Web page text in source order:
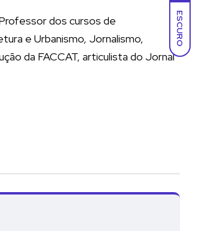
ESCURO
dos cursos de
e Urbanismo, Jornalismo,
da FACCAT, articulista do Jornal